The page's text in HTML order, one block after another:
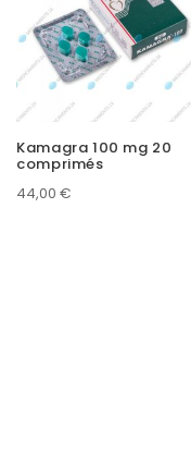
Kamagra 100 mg 20
comprimés
44,00€